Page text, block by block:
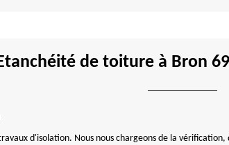
de toiture à Bron
d'isolation. Nous nous chargeons de la